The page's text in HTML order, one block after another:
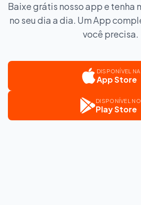
Baixe grátis nosso app e tenha
no seu dia a dia. Um App
você precisa.
DISPONÍVEL NA
App Store
DISPONÍVEL NO
Play Store